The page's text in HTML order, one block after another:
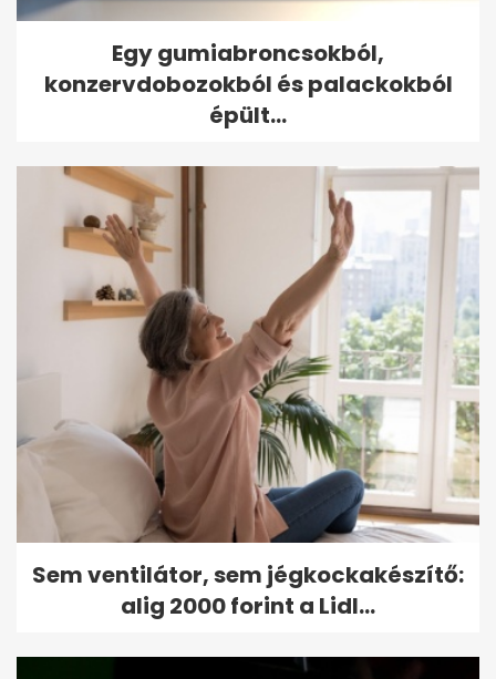
Egy gumiabroncsokból,
konzervdobozokból és palackokból
épült...
Sem ventilátor, sem jégkockakészítő:
alig 2000 forint a Lidl...